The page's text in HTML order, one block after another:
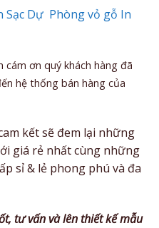
Sạc Dự Phòng vỏ gỗ In
cám ơn quý khách hàng đã
hệ thống bán hàng của
kết sẽ đem lại những
giá rẻ nhất cùng những
sỉ & lẻ phong phú và đa
tư vấn và lên thiết kế mẫu